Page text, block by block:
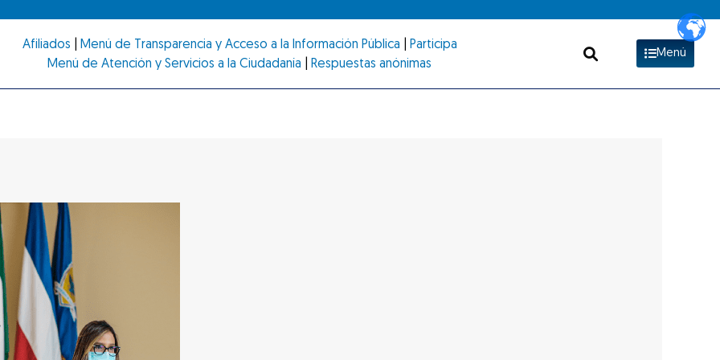
Afiliados Menú de Transparencia y Acceso a la Información Pública
Participa
Menú de Atención y Servicios a la Ciudadanía
Respuestas anónimas
Menú